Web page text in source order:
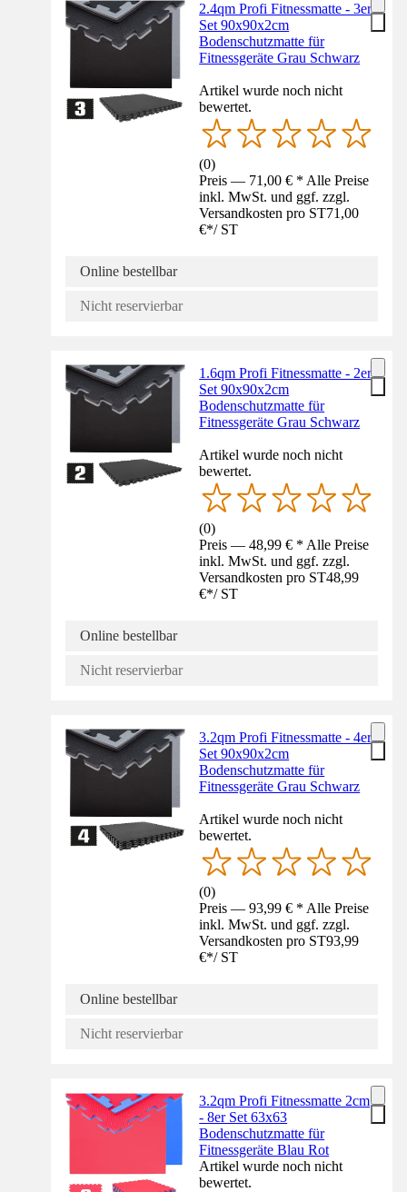
2.4qm Profi Fitnessmatte - 3er
Set 90x90x2cm
Bodenschutzmatte für
Fitnessgeräte Grau Schwarz
Artikel wurde noch nicht
bewertet.
(0)
Preis — 71,00 € * Alle Preise
inkl. MwSt. und ggf. zzgl.
Versandkosten pro ST71,00
€*/ ST
Online bestellbar
Nicht reservierbar
1.6qm Profi Fitnessmatte - 2er
Set 90x90x2cm
Bodenschutzmatte für
Fitnessgeräte Grau Schwarz
Artikel wurde noch nicht
bewertet.
(0)
Preis — 48,99 € * Alle Preise
inkl. MwSt. und ggf. zzgl.
Versandkosten pro ST48,99
€*/ ST
Online bestellbar
Nicht reservierbar
3.2qm Profi Fitnessmatte - 4er
Set 90x90x2cm
Bodenschutzmatte für
Fitnessgeräte Grau Schwarz
Artikel wurde noch nicht
bewertet.
(0)
Preis — 93,99 € * Alle Preise
inkl. MwSt. und ggf. zzgl.
Versandkosten pro ST93,99
€*/ ST
Online bestellbar
Nicht reservierbar
3.2qm Profi Fitnessmatte 2cm
- 8er Set 63x63
Bodenschutzmatte für
Fitnessgeräte Blau Rot
Artikel wurde noch nicht
bewertet.